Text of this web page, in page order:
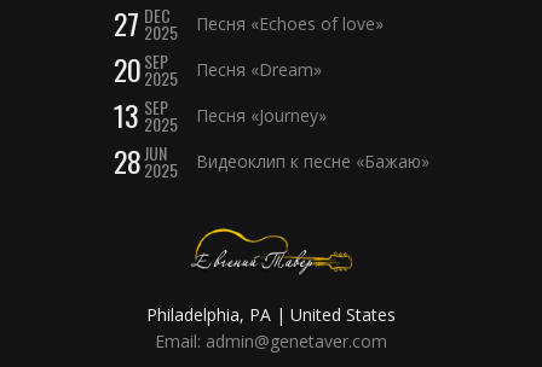
27 DEC
2025 Песня «Echoes of love»
20SEP
2025 Песня «Dream»
13 SEP
2025 Песня «Journey»
28JUN
2025 Видеоклип к песне «Бажаю»
Philadelphia, PA | United States
Email: admin@genetaver.com